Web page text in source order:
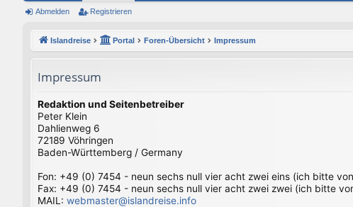
Abmelden Registrieren
Islandreise Portal Foren-Übersicht Impressum
Impressum
Redaktion und Seitenbetreiber
Peter Klein
Dahlienweg 6
72189 Vöhringen
Baden-Württemberg / Germany
Fon: +49 (0) 7454 - neun sechs null vier acht zwei eins (ich bitte
Fax: +49 (0) 7454 - neun sechs null vier acht zwei zwei (ich bitte
MAIL: webmaster@islandreise.info